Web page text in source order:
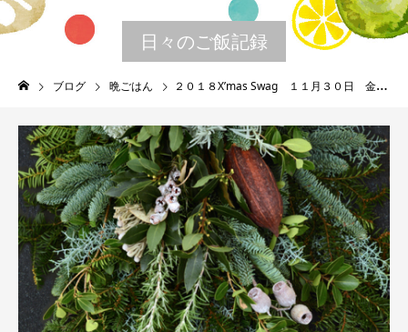
日々のご飯記録
ブログ 晩ごはん ２０１８X’mas Swag １１月３０日 金曜日